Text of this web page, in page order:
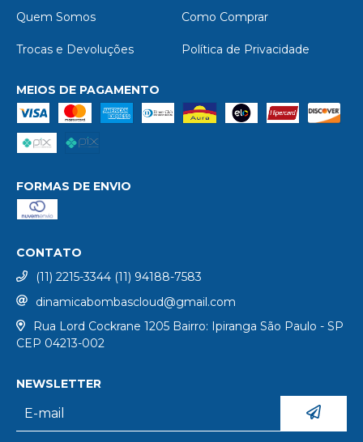
Quem Somos Como Comprar
Trocas e Devoluções Política de Privacidade
MEIOS DE PAGAMENTO
FORMAS DE ENVIO
CONTATO
(11) 2215-3344 (11) 94188-7583
dinamicabombascloud@gmail.com
Rua Lord Cockrane 1205 Bairro: Ipiranga São Paulo - SP
CEP 04213-002
NEWSLETTER